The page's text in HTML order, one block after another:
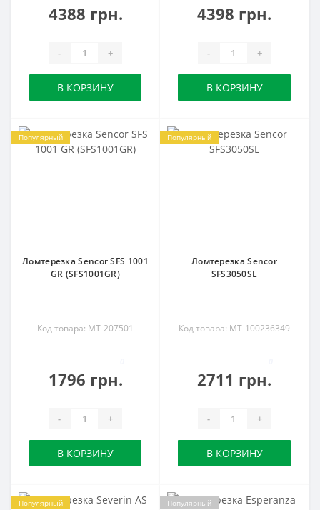
4388 грн.
- +
В КОРЗИНУ
4398 грн.
- +
В КОРЗИНУ
Популярный
Ломтерезка Sencor SFS 1001
GR (SFS1001GR)
Код товара: MT-207501
1796 грн.
- +
В КОРЗИНУ
Популярный
Ломтерезка Sencor
SFS3050SL
Код товара: MT-100236349
2711 грн.
- +
В КОРЗИНУ
Популярный Популярный